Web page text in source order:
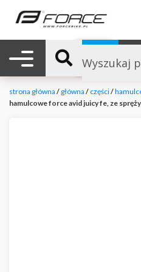
Nawigacja mobilna B2B
strona główna / główna / części/
hamulcowe force avid juicy fe, ze